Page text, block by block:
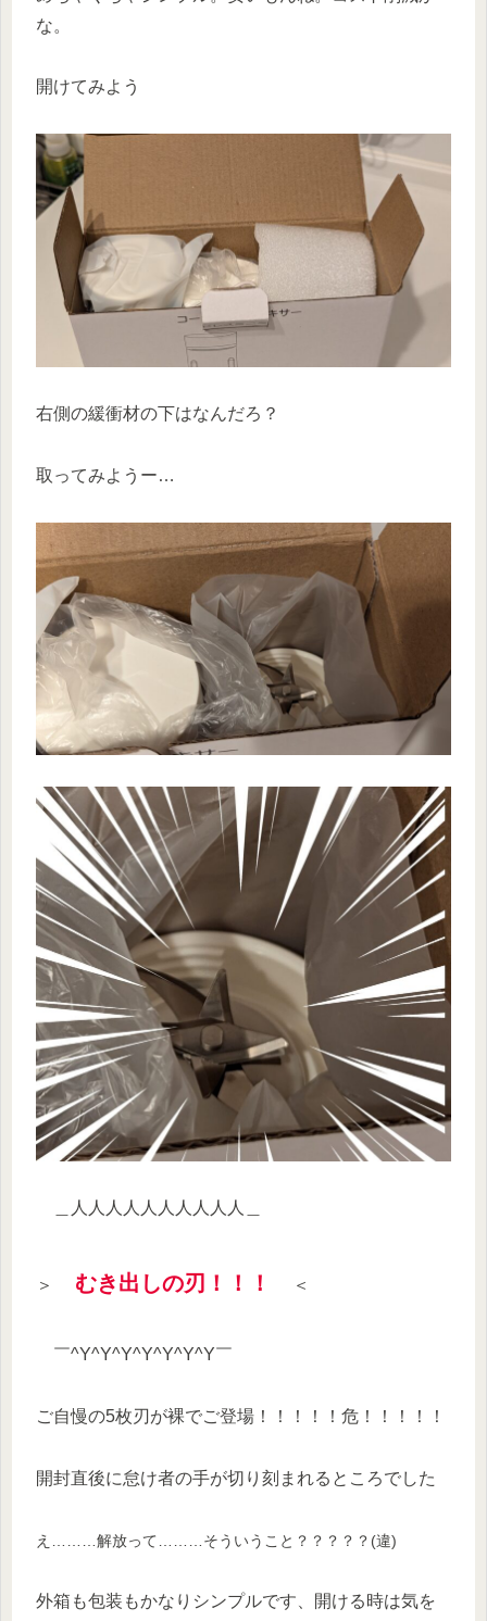
な。
開けてみよう
右側の緩衝材の下はなんだろ？
取ってみようー…
＿人人人人人人人人人人＿
＞ むき出しの刃！！！ ＜
￣^Y^Y^Y^Y^Y^Y^Y￣
ご自慢の5枚刃が裸でご登場！！！！！危！！！！！
開封直後に怠け者の手が切り刻まれるところでした
え………解放って………そういうこと？？？？？(違)
外箱も包装もかなりシンプルです、開ける時は気を